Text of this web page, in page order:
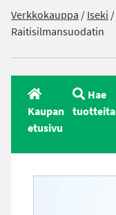
Verkkokauppa /Iseki /
Raitisilmansuodatin
Kaupan
etusivu
Hae
tuotteita